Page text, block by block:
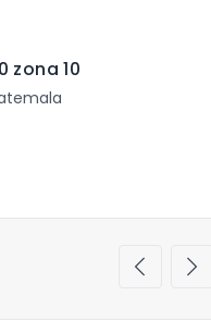
zona 10
chevron_left chevron_right